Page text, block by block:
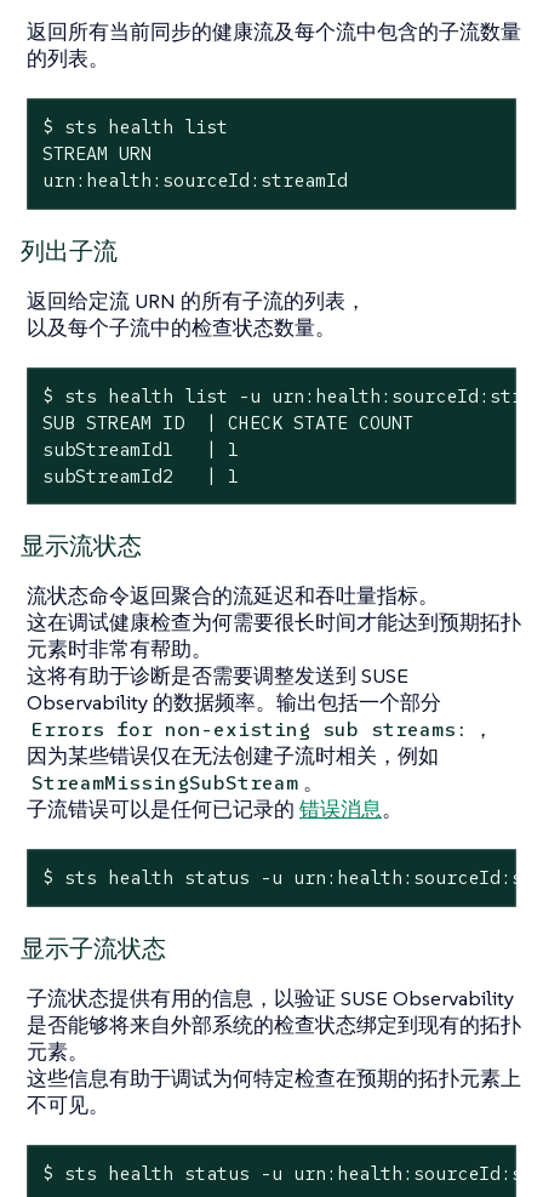
返回所有当前同步的健康流及每个流中包含的子流数量
的列表。
$ sts health list
STREAM URN                                              |
urn:health:sourceId:streamId
列出子流
返回给定流 URN 的所有子流的列表，
以及每个子流中的检查状态数量。
$ sts health list -u
SUB STREAM ID  | CHECK STATE COUNT
subStreamId1   | 1
subStreamId2   | 1
显示流状态
流状态命令返回聚合的流延迟和吞吐量指标。
这在调试健康检查为何需要很长时间才能达到预期拓扑
元素时非常有帮助。
这将有助于诊断是否需要调整发送到 SUSE
Observability 的数据频率。输出包括一个部分
Errors for non-existing sub streams:
，
因为某些错误仅在无法创建子流时相关，例如
StreamMissingSubStream 。
子流错误可以是任何已记录的 错误消息。
$ sts health status -u
显示子流状态
子流状态提供有用的信息，以验证 SUSE Observability
是否能够将来自外部系统的检查状态绑定到现有的拓扑
元素。
这些信息有助于调试为何特定检查在预期的拓扑元素上
不可见。
$ sts health status -u